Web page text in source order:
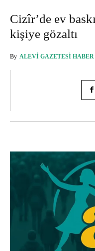
Cizîr’de ev
kişiye gözaltı
By ALEVI GAZETESI